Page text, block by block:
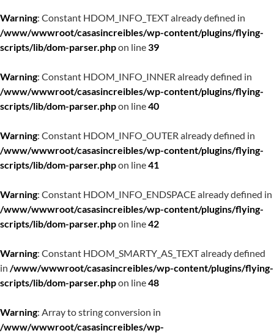
Warning: Constant HDOM_INFO_TEXT already defined in
/www/wwwroot/casasincreibles/wp-content/plugins/flying-
scripts/lib/dom-parser.phpon line39
Warning: Constant HDOM_INFO_INNER already defined in
/www/wwwroot/casasincreibles/wp-content/plugins/flying-
scripts/lib/dom-parser.phpon line40
Warning: Constant HDOM_INFO_OUTER already defined in
/www/wwwroot/casasincreibles/wp-content/plugins/flying-
scripts/lib/dom-parser.phpon line41
Warning: Constant HDOM_INFO_ENDSPACE already defined in
/www/wwwroot/casasincreibles/wp-content/plugins/flying-
scripts/lib/dom-parser.phpon line42
Warning: Constant HDOM_SMARTY_AS_TEXT already defined
in /www/wwwroot/casasincreibles/wp-content/plugins/flying-
scripts/lib/dom-parser.phpon line48
Warning: Array to string conversion in
/www/wwwroot/casasincreibles/wp-